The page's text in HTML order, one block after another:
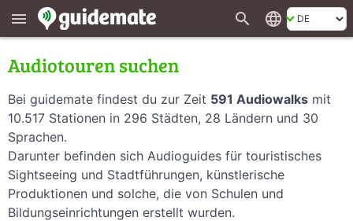
menu search language
Audiotouren suchen
Bei guidemate findest du zur Zeit 591 Audiowalks mit
10.517 Stationen in 296 Städten, 28 Ländern und 30
Sprachen.
Darunter befinden sich Audioguides für touristisches
Sightseeing und Stadtführungen, künstlerische
Produktionen und solche, die von Schulen und
Bildungseinrichtungen erstellt wurden.